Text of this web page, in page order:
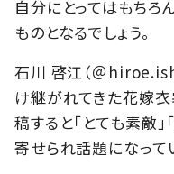
自分にとってはもちろ
ものとなるでしょう。
石川 啓江（＠
け継がれてきた花嫁
稿すると「とても素敵
寄せられ話題になって